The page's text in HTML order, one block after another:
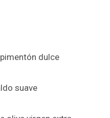
dulce
suave